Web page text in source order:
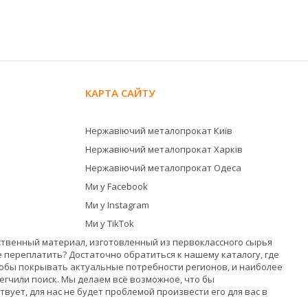
КАРТА САЙТУ
Нержавіючий металопрокат Київ
Нержавіючий металопрокат Харків
Нержавіючий металопрокат Одеса
Ми у Facebook
Ми у Instagram
Ми у TikTok
материал, изготовленный из первоклассного сырья
Достаточно обратиться к нашему каталогу, где
покрывать актуальные потребности регионов, и наиболее
поиск. Мы делаем всё возможное, что бы
для нас не будет проблемой произвести его для вас в